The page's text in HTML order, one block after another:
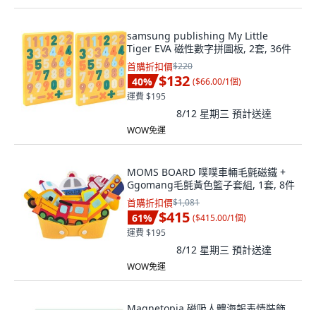
samsung publishing My Little
Tiger EVA 磁性數字拼圖板, 2套, 36件
首購折扣價$220
40% $132 ($66.00/1個)
運費 $195
8/12 星期三 預計送達
WOW免運
MOMS BOARD 噗噗車輛毛氈磁鐵 +
Ggomang毛氈黃色籃子套組, 1套, 8件
首購折扣價$1,081
61% $415 ($415.00/1個)
運費 $195
8/12 星期三 預計送達
WOW免運